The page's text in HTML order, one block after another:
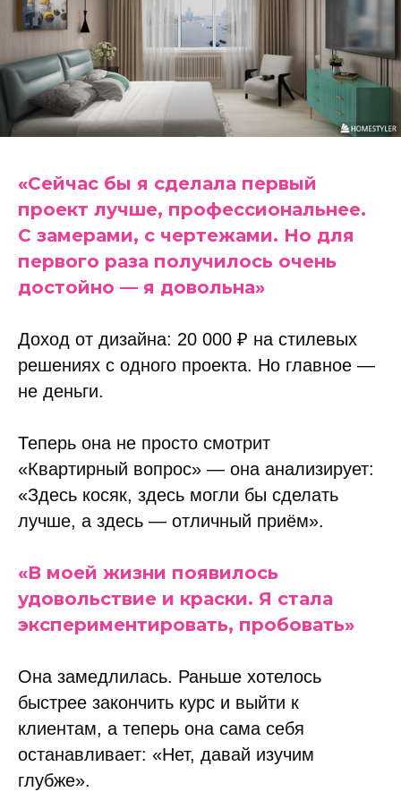
«Сейчас бы я сделала первый
проект лучше, профессиональнее.
С замерами, с чертежами. Но для
первого раза получилось очень
достойно — я довольна»
Доход от дизайна: 20 000 ₽ на стилевых
решениях с одного проекта. Но главное —
не деньги.
Теперь она не просто смотрит
«Квартирный вопрос» — она анализирует:
«Здесь косяк, здесь могли бы сделать
лучше, а здесь — отличный приём».
«В моей жизни появилось
удовольствие и краски. Я стала
экспериментировать, пробовать»
Она замедлилась. Раньше хотелось
быстрее закончить курс и выйти к
клиентам, а теперь она сама себя
останавливает: «Нет, давай изучим
глубже».